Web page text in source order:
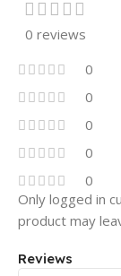
0 reviews
0
0
0
0
0
Reviews
Only logged in
product may